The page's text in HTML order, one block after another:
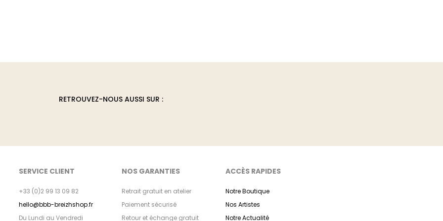
RETROUVEZ-NOUS AUSSI SUR :
SERVICE CLIENT
+33 (0)2 99 13 09 82
hello@bbb-breizhshop.fr
Du Lundi au Vendredi
NOS GARANTIES
Retrait gratuit en atelier
Paiement sécurisé
Retour et échange gratuit
ACCÈS RAPIDES
Notre Boutique
Nos Artistes
Notre Actualité